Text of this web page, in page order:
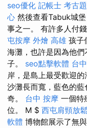
seo優化 記帳士 考古題
心 然後查看Tabuk城
事之一。 有許多人付
屯按摩 外燴 高雄 孩子
海灘，也許是因為他
子。 seo點擊軟體 台
岸，是島上最受歡迎的
沙灘長而寬，藍色的
奇。 台中 按摩 一個特
位。 M $ 西屯肩頸放鬆
軟體 博物館展示了無